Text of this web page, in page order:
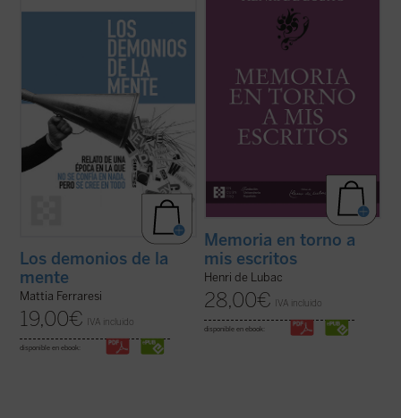
Kennedy o los hombres murciélago en la
Luna, Ferraresi nos enfrenta con humor y
lucidez al caos de un mundo en el que ya no
Los demonios de la
mente
Mattia Ferraresi
19,00€ IVA incluido
disponible en ebook:
. Ambas Memorias nos
permiten conocer la vida y la obra de Henri
de Lubac desde su nacimiento en 1896
hasta el final de su período militar ...
Memoria en torno a
mis escritos
Henri de Lubac
28,00€ IVA incluido
disponible en ebook: